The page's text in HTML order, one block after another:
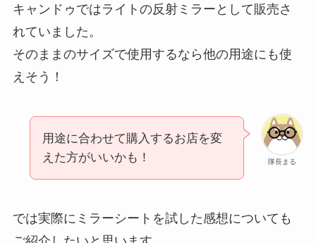
キャンドゥではライトの反射ミラーとして販売さ
れていました。
そのままのサイズで使用するなら他の用途にも使
えそう！
隊長まる
用途に合わせて購入するお店を変
えた方がいいかも！
では実際にミラーシートを試した感想についても